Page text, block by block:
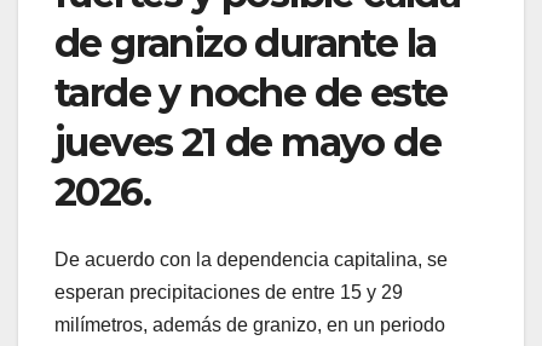
de granizo durante la
tarde y noche de este
jueves 21 de mayo de
2026.
De acuerdo con la dependencia capitalina, se
esperan precipitaciones de entre 15 y 29
milímetros, además de granizo, en un periodo